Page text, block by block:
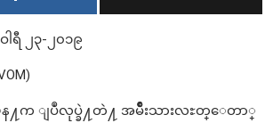
ရီ ၂၃-၂၀၁၉
န႔က ျပဳလုပ္ခဲ႔တဲ႔ အမ်ိဳးသားလႊတ္ေတာ္